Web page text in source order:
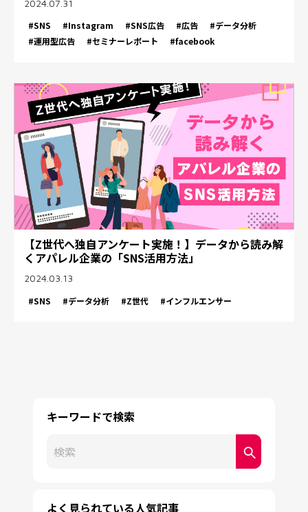
2024.07.31
#SNS
#Instagram #SNS広告 #広告
#データ分析
#運用型広告
#セミナーレポート #facebook
【Z世代へ独自アンケート実施！】データから読み解
くアパレル企業の「SNS活用方法」
2024.03.13
#SNS
#データ分析 #Z世代 #インフルエンサー
キーワードで検索
これは、自動候補機能付きの検索フィールドです。
よく見られている人気記事